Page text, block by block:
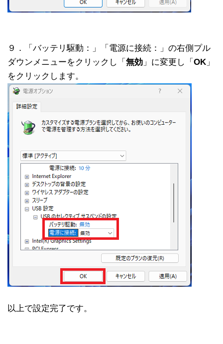
９．「バッテリ駆動：」「電源に接続：」の右側プル
ダウンメニューをクリックし「 無効 」に変更し「 OK 」
をクリックします。
以上で設定完了です。